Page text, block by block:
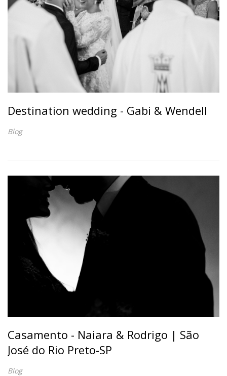
Destination wedding - Gabi & Wendell
Blog
Casamento - Naiara & Rodrigo | São
José do Rio Preto-SP
Blog